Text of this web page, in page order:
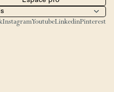
InstagramYoutubeLinkedinPinterest